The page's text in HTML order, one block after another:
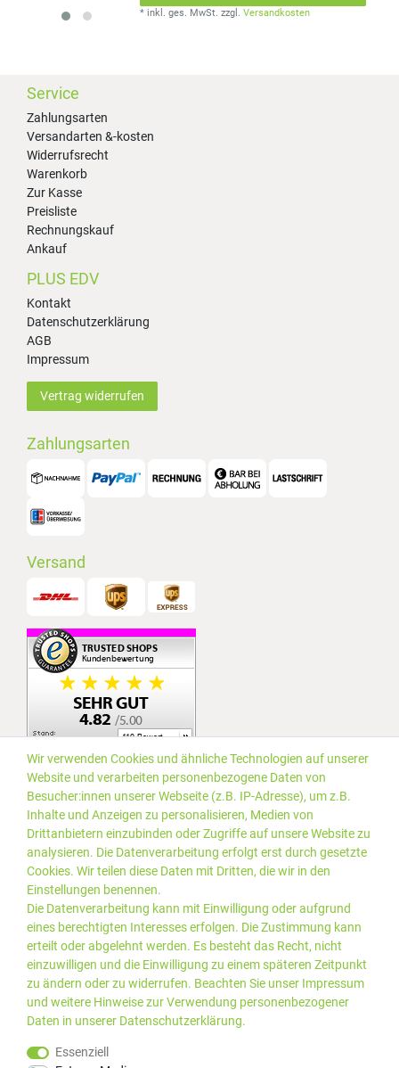
* inkl. ges. MwSt. zzgl.Versandkosten
Service
Zahlungsarten
Versandarten &-kosten
Widerrufsrecht
Warenkorb
Zur Kasse
Preisliste
Rechnungskauf
Ankauf
PLUS EDV
Kontakt
Datenschutzerklärung
AGB
Impressum
Vertrag widerrufen
Zahlungsarten
Versand
MwSt. zzgl.Versandkosten
Wir verwenden Cookies und ähnliche Technologien auf unserer
Website und verarbeiten personenbezogene Daten von
Besucher:innen unserer Webseite (z.B. IP-Adresse), um z.B.
Inhalte und Anzeigen zu personalisieren, Medien von
Drittanbietern einzubinden oder Zugriffe auf unsere Website zu
analysieren. Die Datenverarbeitung erfolgt erst durch gesetzte
Cookies. Wir teilen diese Daten mit Dritten, die wir in den
Einstellungen benennen.
Die Datenverarbeitung kann mit Einwilligung oder aufgrund
eines berechtigten Interesses erfolgen. Die Zustimmung kann
erteilt oder abgelehnt werden. Es besteht das Recht, nicht
einzuwilligen und die Einwilligung zu einem späteren Zeitpunkt
zu ändern oder zu widerrufen. Beachten Sie unser Impressum
und weitere Hinweise zur Verwendung personenbezogener
Daten in unserer Daten­schutz­erklärung.
Essenziell